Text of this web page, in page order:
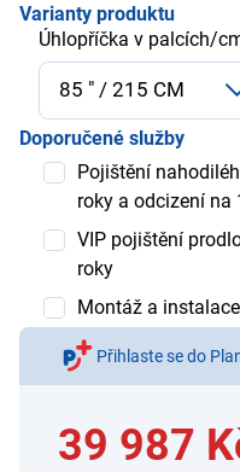
Varianty produktu
Úhlopříčka v palcích/
Doporučené služby
Pojištění
roky a odcizení na
VIP pojištění
roky
Montáž a
Přihlaste se do
39 987